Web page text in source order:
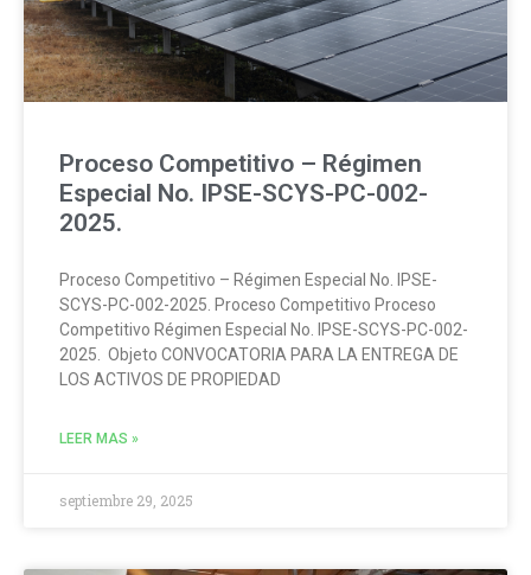
Proceso Competitivo – Régimen
Especial No. IPSE-SCYS-PC-002-
2025.
Proceso Competitivo – Régimen Especial No. IPSE-
SCYS-PC-002-2025. Proceso Competitivo Proceso
Competitivo Régimen Especial No. IPSE-SCYS-PC-002-
2025. Objeto CONVOCATORIA PARA LA ENTREGA DE
LOS ACTIVOS DE PROPIEDAD
LEER MAS »
septiembre 29, 2025